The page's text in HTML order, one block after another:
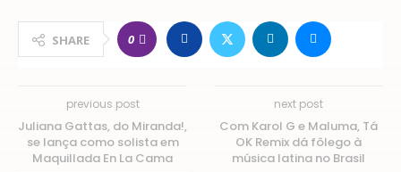
SHARE 0
previous post
Juliana Gattas, do Miranda!,
se lança como solista em
Maquillada En La Cama
next post
Com Karol G e Maluma, Tá
OK Remix dá fôlego à
música latina no Brasil